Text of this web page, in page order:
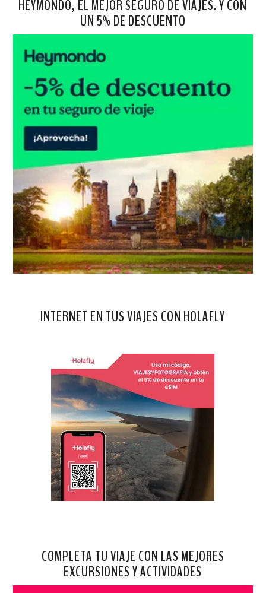
HEYMONDO, EL MEJOR SEGURO DE VIAJES. Y CON
UN 5% DE DESCUENTO
INTERNET EN TUS VIAJES CON HOLAFLY
COMPLETA TU VIAJE CON LAS MEJORES
EXCURSIONES Y ACTIVIDADES